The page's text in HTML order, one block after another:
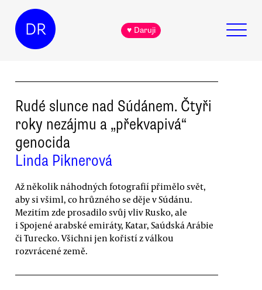
DR ♥ Daruji
Rudé slunce nad Súdánem. Čtyři
roky nezájmu a „překvapivá“
genocida
Linda Piknerová
Až několik náhodných fotografií přimělo svět,
aby si všiml, co hrůzného se děje v Súdánu.
Mezitím zde prosadilo svůj vliv Rusko, ale
i Spojené arabské emiráty, Katar, Saúdská Arábie
či Turecko. Všichni jen kořistí z válkou
rozvrácené země.